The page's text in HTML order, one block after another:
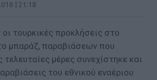
| 21:18
τουρκικές προκλήσεις στο
μπαράζ, παραβιάσεων που
τελευταίες μέρες συνεχίστηκε και
του εθνικού εναέριου